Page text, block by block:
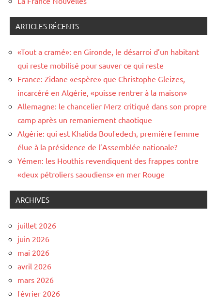
ARTICLES RÉCENTS
«Tout a cramé»: en Gironde, le désarroi d’un habitant
qui reste mobilisé pour sauver ce qui reste
France: Zidane «espère» que Christophe Gleizes,
incarcéré en Algérie, «puisse rentrer à la maison»
Allemagne: le chancelier Merz critiqué dans son propre
camp après un remaniement chaotique
Algérie: qui est Khalida Boufedech, première femme
élue à la présidence de l’Assemblée nationale?
Yémen: les Houthis revendiquent des frappes contre
«deux pétroliers saoudiens» en mer Rouge
ARCHIVES
juillet 2026
juin 2026
mai 2026
avril 2026
mars 2026
février 2026